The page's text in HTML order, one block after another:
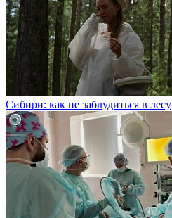
Сибири: как не заблудиться в лесу